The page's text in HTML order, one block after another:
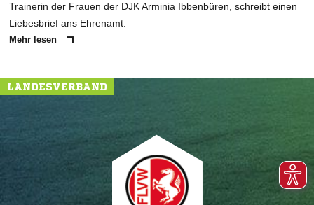
Trainerin der Frauen der DJK Arminia Ibbenbüren, schreibt einen
Liebesbrief ans Ehrenamt.
Mehr lesen
LANDESVERBAND